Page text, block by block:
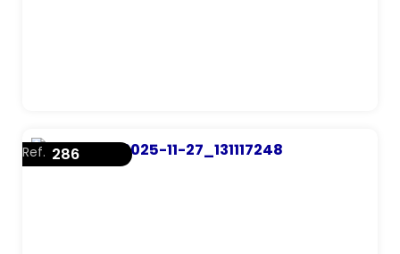
Ref. 286